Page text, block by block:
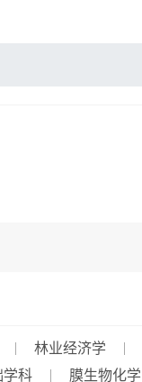
林业经济学
学科 膜生物化学